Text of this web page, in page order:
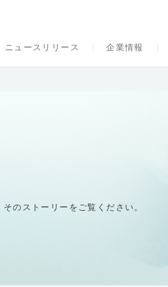
ニュースリリース 企業情報
のストーリーをご覧ください。